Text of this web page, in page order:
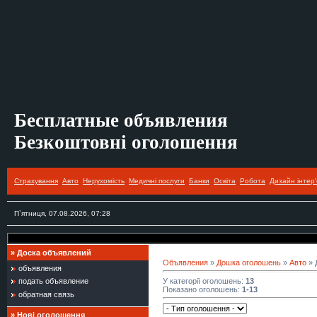
Бесплатные объявления
Безкоштовні оголошення
Страхування Авто Нерухомість Медичні послуги Банки Освіта Робота Дизайн
П`ятниця, 07.08.2026, 07:28
» Доска объявлений
объявления
подать объявление
обратная связь
» Нові оголошення
Объявления » Дошка оголошень » Авто »
У категорії оголошень: 13
Показано оголошень: 1-13